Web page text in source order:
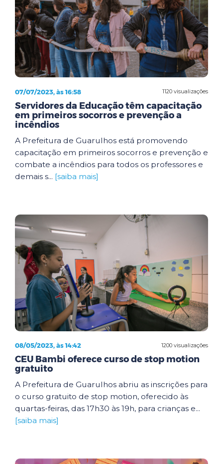
1120 visualizações
07/07/2023, às 16:58
Servidores da Educação têm capacitação
em primeiros socorros e prevenção a
incêndios
A Prefeitura de Guarulhos está promovendo
capacitação em primeiros socorros e prevenção e
combate a incêndios para todos os professores e
demais s... [saiba mais]
1200 visualizações
08/05/2023, às 14:42
CEU Bambi oferece curso de stop motion
gratuito
A Prefeitura de Guarulhos abriu as inscrições para
o curso gratuito de stop motion, oferecido às
quartas-feiras, das 17h30 às 19h, para crianças e...
[saiba mais]